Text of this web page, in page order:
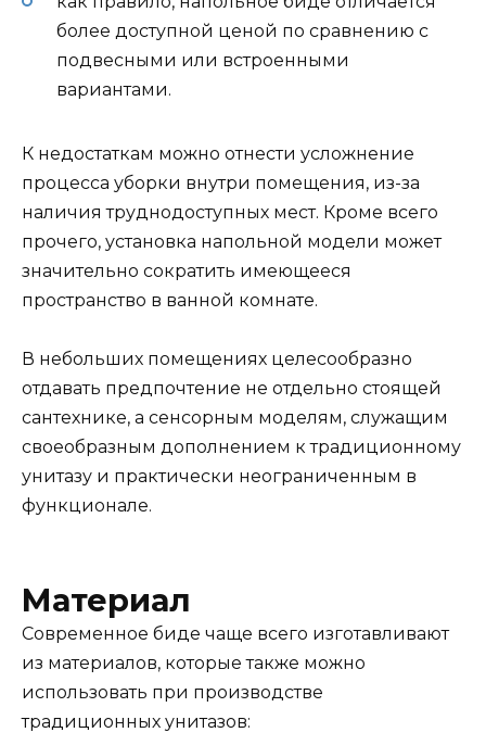
более доступной ценой по сравнению с
подвесными или встроенными
вариантами.
К недостаткам можно отнести усложнение
процесса уборки внутри помещения, из-за
наличия труднодоступных мест. Кроме всего
прочего, установка напольной модели может
значительно сократить имеющееся
пространство в ванной комнате.
В небольших помещениях целесообразно
отдавать предпочтение не отдельно стоящей
сантехнике, а сенсорным моделям, служащим
своеобразным дополнением к традиционному
унитазу и практически неограниченным в
функционале.
Материал
Современное биде чаще всего изготавливают
из материалов, которые также можно
использовать при производстве
традиционных унитазов: